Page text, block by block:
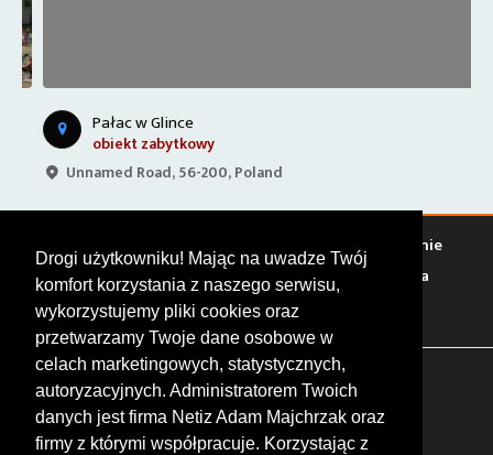
Drogi użytkowniku! Mając na uwadze Twój
komfort korzystania z naszego serwisu,
wykorzystujemy pliki cookies oraz
przetwarzamy Twoje dane osobowe w
celach marketingowych, statystycznych,
autoryzacyjnych. Administratorem Twoich
danych jest firma Netiz Adam Majchrzak oraz
firmy z którymi współpracuje. Korzystając z
Pałac w Glince
obiekt zabytkowy
Unnamed Road, 56-200, Poland
Warto zobaczyć Serwisy Stacje paliw
Jedzenie
Bary Zakwaterowanie Tory Zloty Rajdy
Spotkania
Targi Giełdy Szkolenia
FOLLOW US